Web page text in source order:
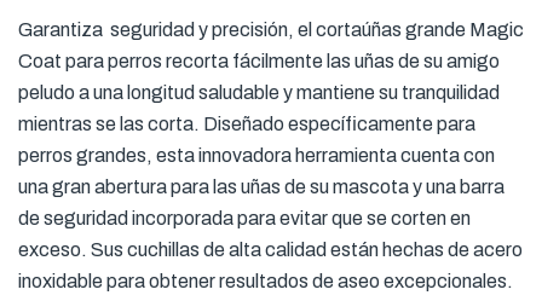
Garantiza seguridad y precisión, el cortaúñas grande Magic
Coat para perros recorta fácilmente las uñas de su amigo
peludo a una longitud saludable y mantiene su tranquilidad
mientras se las corta. Diseñado específicamente para
perros grandes, esta innovadora herramienta cuenta con
una gran abertura para las uñas de su mascota y una barra
de seguridad incorporada para evitar que se corten en
exceso. Sus cuchillas de alta calidad están hechas de acero
inoxidable para obtener resultados de aseo excepcionales.